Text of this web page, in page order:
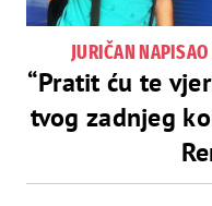
JURIČAN
“Pratit ću te
tvog zadnjeg